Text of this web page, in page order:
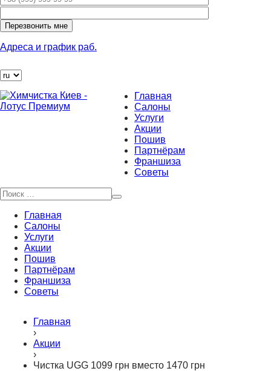
это
поле
пустым.
Адреса и график раб.
Главная
Салоны
Услуги
Акции
Пошив
Партнёрам
Франшиза
Советы
Главная
Салоны
Услуги
Акции
Пошив
Партнёрам
Франшиза
Советы
Главная
›
Акции
›
Чистка UGG 1099 грн вместо 1470 грн